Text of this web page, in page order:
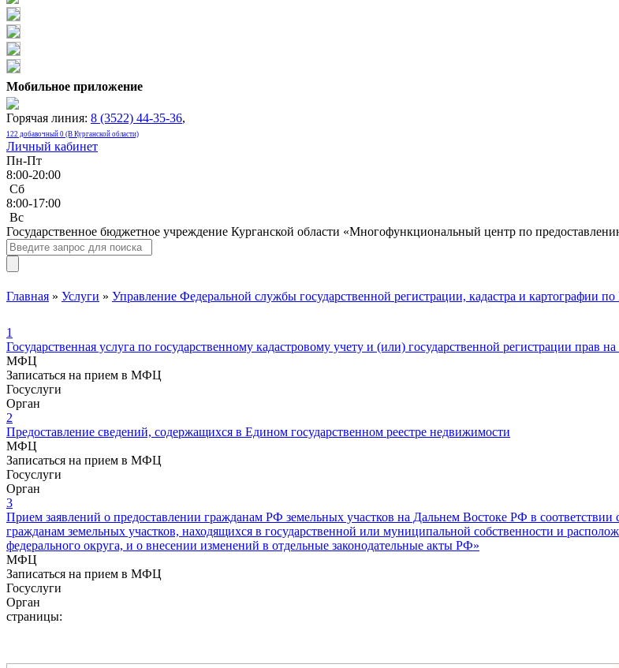
Мобильное приложение
Горячая линия: 8 (3522) 44-35-36,
122 добавочный 0 (В Курганской области)
Личный кабинет
Пн-Пт
8:00-20:00
Сб
8:00-17:00
Bc
Государственное бюджетное учреждение Курганской области «Многофункциональный центр по
Главная » Услуги » Управление Федеральной службы государственной регистрации, кадастра и картографии по
1
Государственная услуга по государственному кадастровому учету и (или) государственной регистрации прав
МФЦ
Записаться на прием в МФЦ
Госуслуги
Орган
2
Предоставление сведений, содержащихся в Едином государственном реестре недвижимости
МФЦ
Записаться на прием в МФЦ
Госуслуги
Орган
3
Прием заявлений о предоставлении гражданам РФ земельных участков на Дальнем Востоке РФ в
гражданам земельных участков, находящихся в государственной или муниципальной собственности и
федерального округа, и о внесении изменений в отдельные законодательные акты РФ»
МФЦ
Записаться на прием в МФЦ
Госуслуги
Орган
страницы: